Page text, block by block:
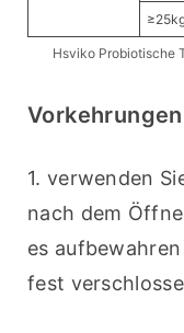
Hsviko Probiotische
Vorkehrungen
1. verwenden
nach dem
es
fest